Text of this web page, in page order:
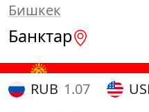
Бишкек
Банктар
RUB 1.07